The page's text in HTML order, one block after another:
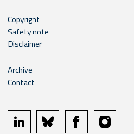
Copyright
Safety note
Disclaimer
Archive
Contact
linkedin bluesky facebookinstagram